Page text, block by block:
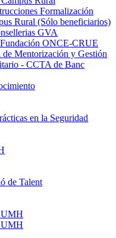
Formalización
Rural (Sólo beneficiarios)
GVA
ONCE-CRUE
de Mentorización y Gestión
- CCTA de Banc
en la Seguridad
de Talent
UMH
UMH